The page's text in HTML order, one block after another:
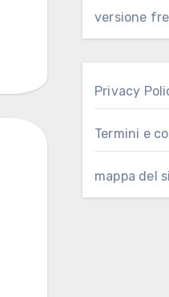
versione
Privacy
Termini e
mappa del